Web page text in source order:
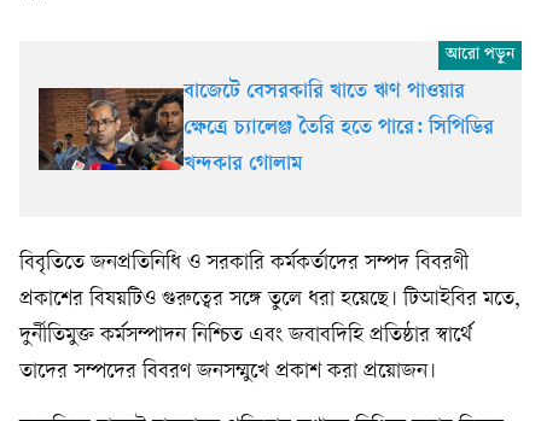
বাজেটে বেসরকারি খাতে ঋণ পাওয়ার
ক্ষেত্রে চ্যালেঞ্জ তৈরি হতে পারে: সিপিডির
খন্দকার গোলাম
বিবৃতিতে জনপ্রতিনিধি ও সরকারি কর্মকর্তাদের সম্পদ বিবরণী
প্রকাশের বিষয়টিও গুরুত্বের সঙ্গে তুলে ধরা হয়েছে। টিআইবির মতে,
দুর্নীতিমুক্ত কর্মসম্পাদন নিশ্চিত এবং জবাবদিহি প্রতিষ্ঠার স্বার্থে
তাদের সম্পদের বিবরণ জনসম্মুখে প্রকাশ করা প্রয়োজন।